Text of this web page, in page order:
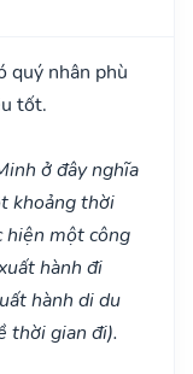
quý nhân phù
tốt.
ở đây nghĩa
khoảng thời
hiện một công
hành đi
hành di du
thời gian đi).